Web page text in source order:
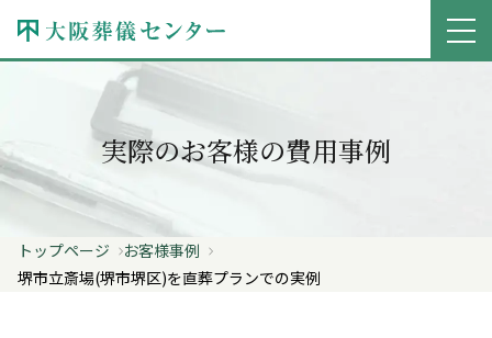
実際のお客様の費用事例
トップページ
お客様事例
堺市立斎場(堺市堺区)を直葬プランでの実例